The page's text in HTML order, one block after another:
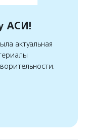
АСИ!
актуальная